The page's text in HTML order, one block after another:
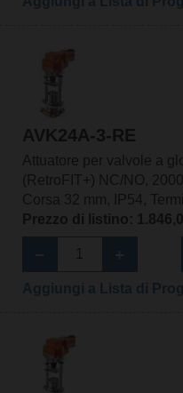
AVK24A-3-RE
Attuatore per valvole a
(RetroFIT+) NC/NO,
Corsa 32 mm, IP54,
Prezzo di listino: